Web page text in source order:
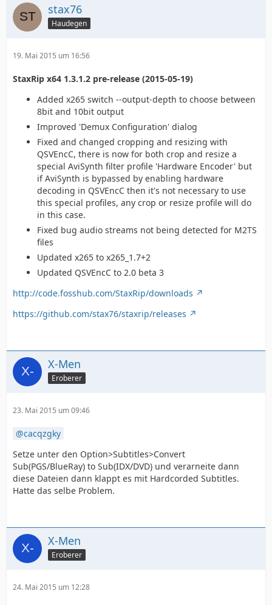
stax76
Haudegen
19. Mai 2015 um 16:56
StaxRip x64 1.3.1.2 pre-release (2015-05-19)
Added x265 switch --output-depth to choose between
8bit and 10bit output
Improved 'Demux Configuration' dialog
Fixed and changed cropping and resizing with
QSVEncC, there is now for both crop and resize a
special AviSynth filter profile 'Hardware Encoder' but
if AviSynth is bypassed by enabling hardware
decoding in QSVEncC then it's not necessary to use
this special profiles, any crop or resize profile will do
in this case.
Fixed bug audio streams not being detected for M2TS
files
Updated x265 to x265_1.7+2
Updated QSVEncC to 2.0 beta 3
http://code.fosshub.com/StaxRip/downloads
https://github.com/stax76/staxrip/releases
X-Men
Eroberer
23. Mai 2015 um 09:46
cacqzgky
Setze unter den Option>Subtitles>Convert
Sub(PGS/BlueRay) to Sub(IDX/DVD) und verarneite dann
diese Dateien dann klappt es mit Hardcorded Subtitles.
Hatte das selbe Problem.
X-Men
Eroberer
24. Mai 2015 um 12:28